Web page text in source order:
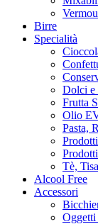
Birre
Specialità
Dolci e
Frutta
Olio
Pasta,
Tè,
Alcool Free
Accessori
Oggetti